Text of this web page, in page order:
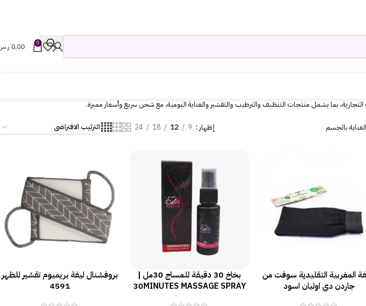
0
0,00
بما يشمل منتجات التنظيف والترطيب والتقشير والعناية اليومية، مع شحن سريع وأسعار مميزة.
بالجسم إظهار 9
12
18
24
المغربية التقليدية سوفت من
جاردن دي اوليان اسود
بخاخ 30 دقيقة للمساج 30مل |
30MINUTES MASSAGE SPRAY
بروفشنال ليفة بريميوم تقشير للظهر
4591